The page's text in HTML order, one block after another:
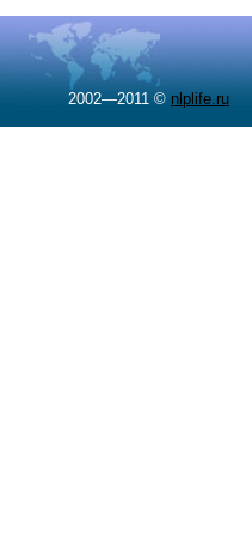
2002—2011 © nlplife.ru